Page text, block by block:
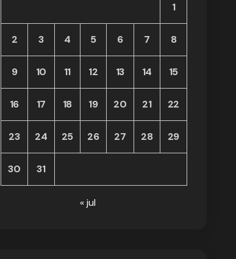
1
2 3 4 5 6 7 8
9 10 11 12 13 14 15
16 17 18 19 20 21 22
23 24 25 26 27 28 29
30 31
« jul